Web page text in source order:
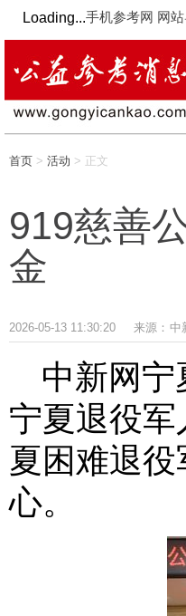
Loading...手机参考网 网
首页 > 活动 > 正文
919慈善
金
2026-05-13 11:30:20 来源： 中
中新网
宁夏退役
夏困难退
心。